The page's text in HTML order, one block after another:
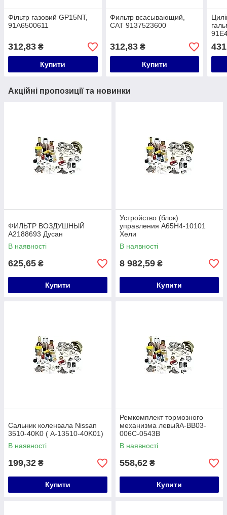
Фільтр газовий GP15NT,
91A6500611
312,83 ₴
Купити
Фильтр всасывающий,
CAT 9137523600
312,83₴
Купити
Акційні пропозиції та новинки
ФИЛЬТР ВОЗДУШНЫЙ
A2188693 Дусан
В наявності
625,65 ₴
Купити
Устройство (блок)
управления A65H4-10101
Хели
В наявності
8 982,59 ₴
Купити
Сальник коленвала Nissan
3510-40K0 ( A-13510-40K01)
В наявності
199,32 ₴
Купити
Ремкомплект тормозного
механизма левыйA-BB03-
006C-0543B
В наявності
558,62 ₴
Купити